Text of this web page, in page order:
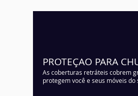
PROTEÇAO PARA
As coberturas retráteis cobrem
protegem você e seus móveis do